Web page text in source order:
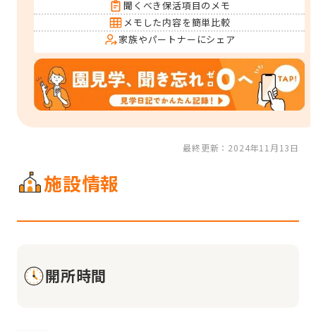
聞くべき保活項目のメモ
メモした内容を簡単比較
家族やパートナーにシェア
最終更新：2024年11月13日
施設情報
開所時間